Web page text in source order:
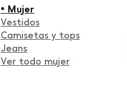
• Mujer
Vestidos
Camisetas y tops
Jeans
Ver todo mujer